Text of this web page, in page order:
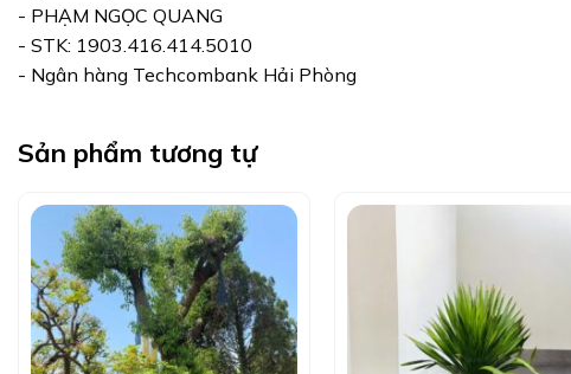
- PHẠM NGỌC QUANG
- STK: 1903.416.414.5010
- Ngân hàng Techcombank Hải Phòng
Sản phẩm tương tự